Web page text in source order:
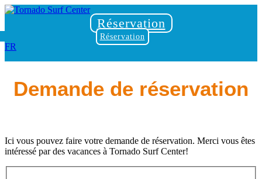
Réservation
Réservation
FR
Demande de réservation
Ici vous pouvez faire votre demande de réservation. Merci vous êtes
intéressé par des vacances à Tornado Surf Center!